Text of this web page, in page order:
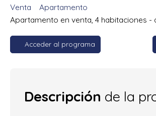
Venta
Apartamento
Apartamento en venta, 4 habitaciones -
Acceder al programa
Descripción de la